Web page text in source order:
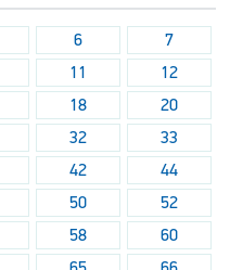
6
7
11
12
18
20
32
33
42
44
50
52
58
60